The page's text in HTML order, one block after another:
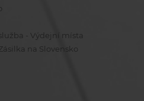
- Výdejní místa
na Slovensko